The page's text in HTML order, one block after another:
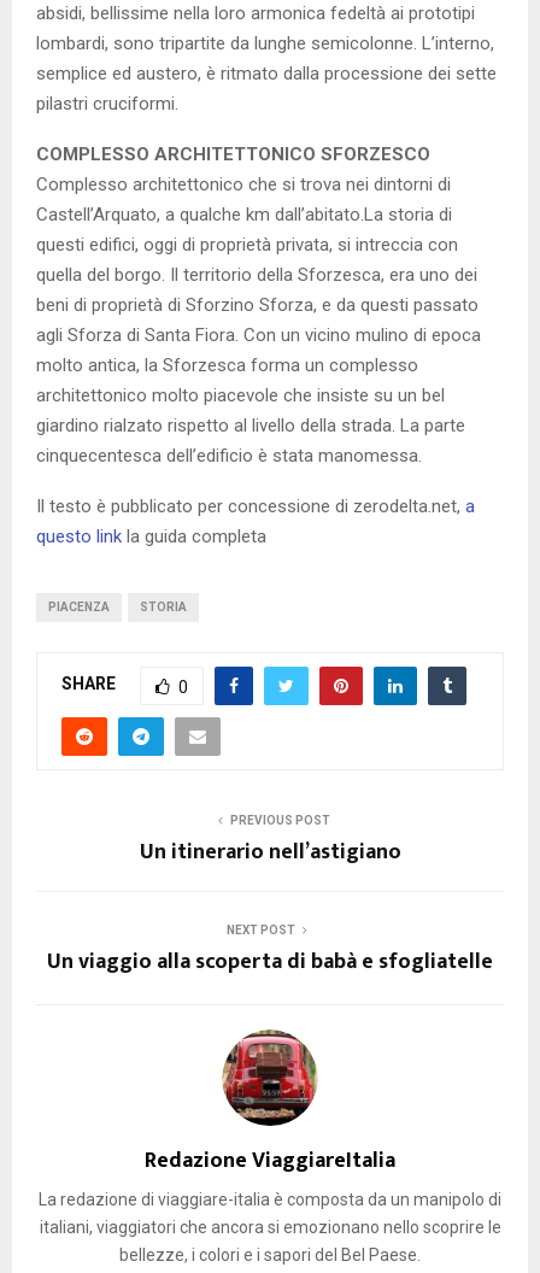
absidi, bellissime nella loro armonica fedeltà ai prototipi
lombardi, sono tripartite da lunghe semicolonne. L’interno,
semplice ed austero, è ritmato dalla processione dei sette
pilastri cruciformi.
COMPLESSO ARCHITETTONICO SFORZESCO
Complesso architettonico che si trova nei dintorni di
Castell’Arquato, a qualche km dall’abitato.La storia di
questi edifici, oggi di proprietà privata, si intreccia con
quella del borgo. Il territorio della Sforzesca, era uno dei
beni di proprietà di Sforzino Sforza, e da questi passato
agli Sforza di Santa Fiora. Con un vicino mulino di epoca
molto antica, la Sforzesca forma un complesso
architettonico molto piacevole che insiste su un bel
giardino rialzato rispetto al livello della strada. La parte
cinquecentesca dell’edificio è stata manomessa.
Il testo è pubblicato per concessione di zerodelta.net, a
questo link la guida completa
PIACENZA STORIA
SHARE 0
PREVIOUS POST
Un itinerario nell’astigiano
NEXT POST
Un viaggio alla scoperta di babà e sfogliatelle
Redazione ViaggiareItalia
La redazione di viaggiare-italia è composta da un manipolo di
italiani, viaggiatori che ancora si emozionano nello scoprire le
bellezze, i colori e i sapori del Bel Paese.